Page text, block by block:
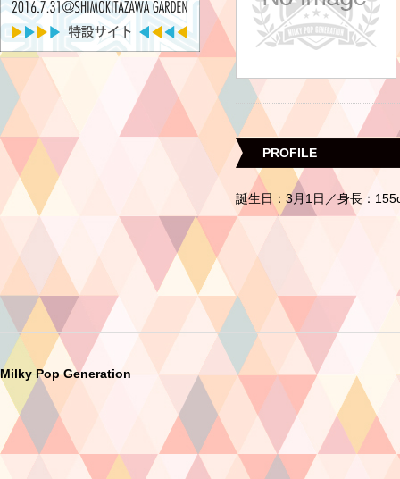
PROFILE
誕生日：3月1日／身長：
Milky Pop Generation